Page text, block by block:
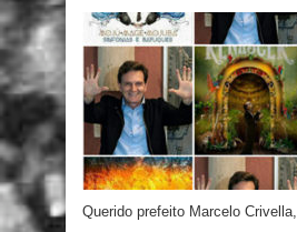
Querido prefeito Marcelo Crivella,